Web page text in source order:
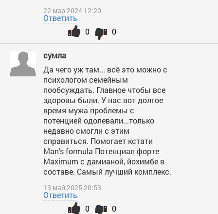
22 мар 2024 12:20
Ответить
0
0
сумла
Да чего уж там... всё это можно с
психологом семейным
пообсуждать. Главное чтобы все
здоровы были. У нас вот долгое
время мужа проблемы с
потенцией одолевали...только
недавно смогли с этим
справиться. Помогает кстати
Man’s formula Потенциал форте
Maximum с дамианой, йохимбе в
составе. Самый лучший комплекс.
13 май 2025 20:53
Ответить
0
0